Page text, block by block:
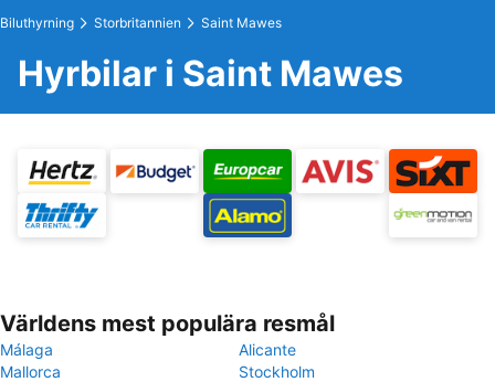
Biluthyrning Storbritannien Saint Mawes
Hyrbilar i Saint Mawes
Världens mest populära resmål
Málaga
Alicante
Mallorca
Stockholm